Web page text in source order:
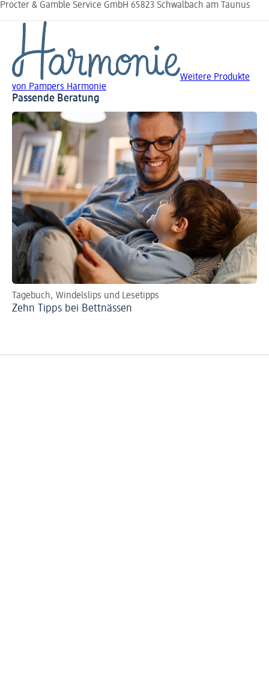
Procter & Gamble Service GmbH 65823 Schwalbach am Taunus
Weitere Produkte
von Pampers Harmonie
Passende Beratung
Tagebuch, Windelslips und Lesetipps
Zehn Tipps bei Bettnässen